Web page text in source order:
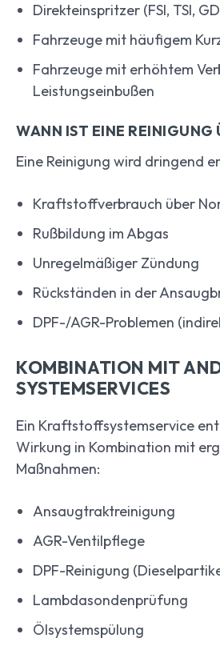
Direkteinspritzer (FSI, TSI,
Fahrzeuge mit häufigem
Fahrzeuge mit erhöhtem
Leistungseinbußen
WANN IST EINE REINIGUNG
Eine Reinigung wird dringend
Kraftstoffverbrauch über
Rußbildung im Abgas
Unregelmäßiger Zündung
Rückständen in der
DPF-/AGR-Problemen
KOMBINATION MIT
SYSTEMSERVICES
Ein Kraftstoffsystemservice
Wirkung in Kombination mit
Maßnahmen:
Ansaugtraktreinigung
AGR-Ventilpflege
DPF-Reinigung
Lambdasondenprüfung
Ölsystemspülung